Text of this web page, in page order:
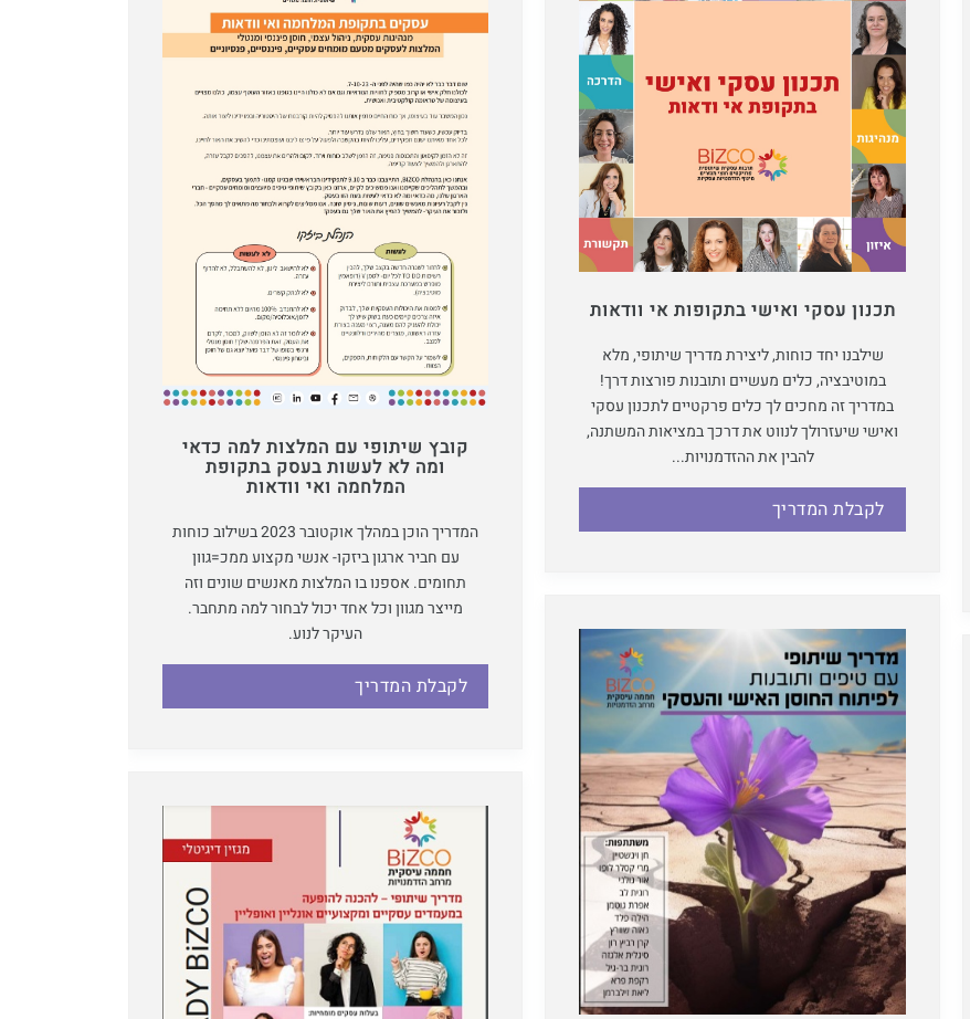
תכנון עסקי ואישי בתקופות אי וודאות
שילבנו יחד כוחות, ליצירת מדריך שיתופי, מלא
במוטיבציה, כלים מעשיים ותובנות פורצות דרך!
במדריך זה מחכים לך כלים פרקטיים לתכנון עסקי
ואישי שיעזרולך לנווט את דרכך במציאות המשתנה,
להבין את ההזדמנויות...
לקבלת המדריך
קובץ שיתופי עם המלצות למה כדאי
ומה לא לעשות בעסק בתקופת
המלחמה ואי וודאות
המדריך הוכן במהלך אוקטובר 2023 בשילוב כוחות
עם חביר ארגון ביזקו- אנשי מקצוע ממכ=גוון
תחומים. אספנו בו המלצות מאנשים שונים וזה
מייצר מגוון וכל אחד יכול לבחור למה מתחבר.
העיקר לנוע.
לקבלת המדריך